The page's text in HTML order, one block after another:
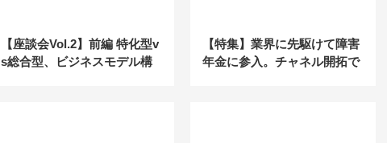
【座談会Vol.2】前編 特化型v
s総合型、ビジネスモデル構
【特集】業界に先駆けて障害
年金に参入。チャネル開拓で